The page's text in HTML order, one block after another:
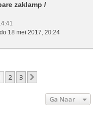
zaklamp /
do 18 mei 2017, 20:24
2 3
Ga Naar